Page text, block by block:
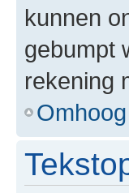
kunnen
gebumpt
rekening
Omhoog